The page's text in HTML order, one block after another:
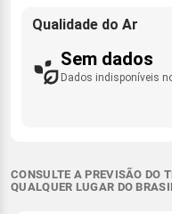
Qualidade do Ar
Sem dados
Dados indisponíveis
CONSULTE A PREVISÃO DO
QUALQUER LUGAR DO